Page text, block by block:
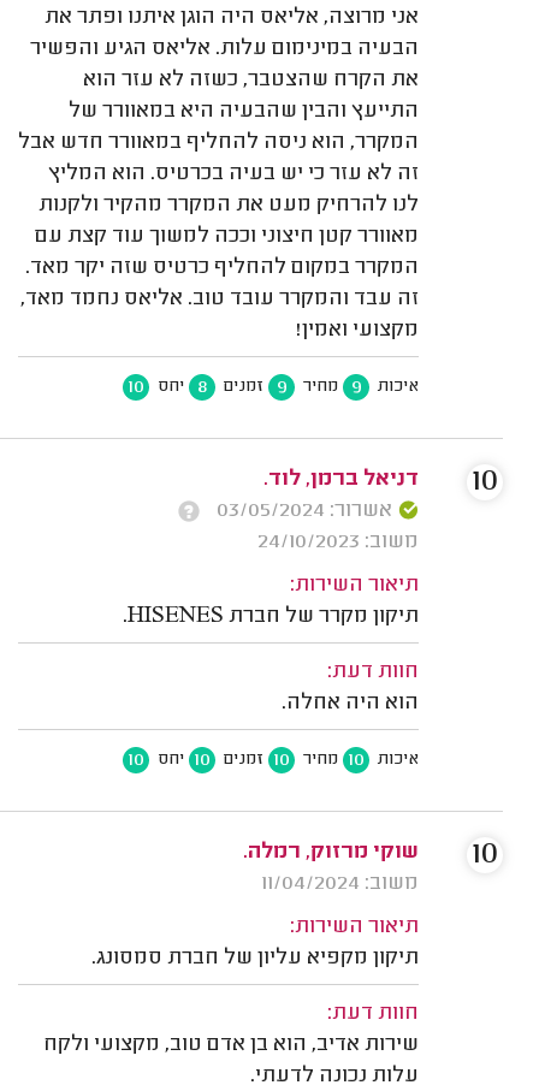
אני מרוצה, אליאס היה הוגן איתנו ופתר את
הבעיה במינימום עלות. אליאס הגיע והפשיר
את הקרח שהצטבר, כשזה לא עזר הוא
התייעץ והבין שהבעיה היא במאוורר של
המקרר, הוא ניסה להחליף במאוורר חדש אבל
זה לא עזר כי יש בעיה בכרטיס. הוא המליץ
לנו להרחיק מעט את המקרר מהקיר ולקנות
מאוורר קטן חיצוני וככה למשוך עוד קצת עם
המקרר במקום להחליף כרטיס שזה יקר מאד.
זה עבד והמקרר עובד טוב. אליאס נחמד מאד,
מקצועי ואמין!
איכות 9 מחיר 9 זמנים 8 יחס 10
דניאל ברמן, לוד.
אשרור: 03/05/2024
משוב: 24/10/2023
תיאור השירות:
תיקון מקרר של חברת HISENES.
חוות דעת:
הוא היה אחלה.
איכות 10 מחיר 10 זמנים 10 יחס 10
10
שוקי מרזוק, רמלה.
משוב: 11/04/2024
תיאור השירות:
תיקון מקפיא עליון של חברת סמסונג.
חוות דעת:
שירות אדיב, הוא בן אדם טוב, מקצועי ולקח
עלות נכונה לדעתי.
10